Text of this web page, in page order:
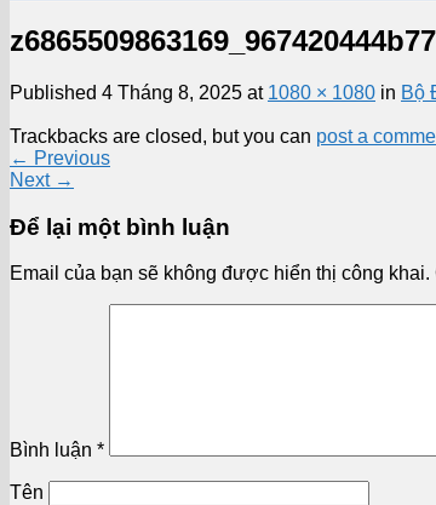
Published 4 Tháng 8, 2025 at 1080 × 1080 in Bộ
Trackbacks are closed, but you can post a
← Previous
Next →
Để lại một bình luận
Email của bạn sẽ không được hiển thị công khai.
Bình luận *
Tên